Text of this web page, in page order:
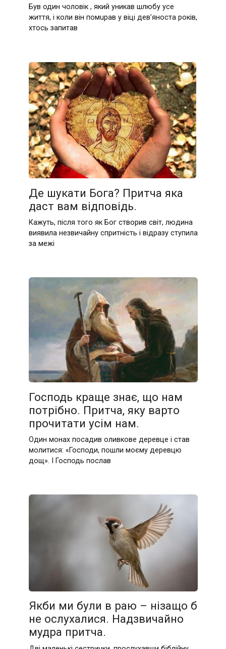
Був один чоловік , який уникав шлюбу усе
життя, і коли він помupав у віці дев’яноста років,
хтось запитав
Де шукати Бога? Притча яка
даст вам відповідь.
Кажуть, після того як Бог створив світ, людина
виявила незвичайну спритність і відразу ступила
за межі
Господь краще знає, що нам
потрібно. Притча, яку варто
прочитати усім нам.
Один монах посадив оливкове деревце і став
молитися: «Господи, пошли моєму деревцю
дощ». І Господь послав
Якби ми були в раю – нізащо б
не ослухалися. Надзвичайно
мудра притча.